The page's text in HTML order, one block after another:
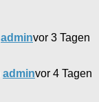
adminvor 3 Tagen
adminvor 4 Tagen